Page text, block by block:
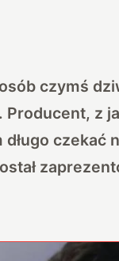
czymś
Producent, z
czekać